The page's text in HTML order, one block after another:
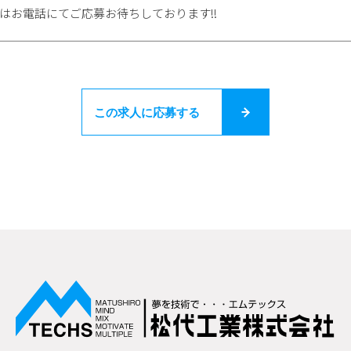
お電話にてご応募お待ちしております!!
この求人に応募する